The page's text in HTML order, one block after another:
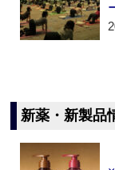
新薬・新製品